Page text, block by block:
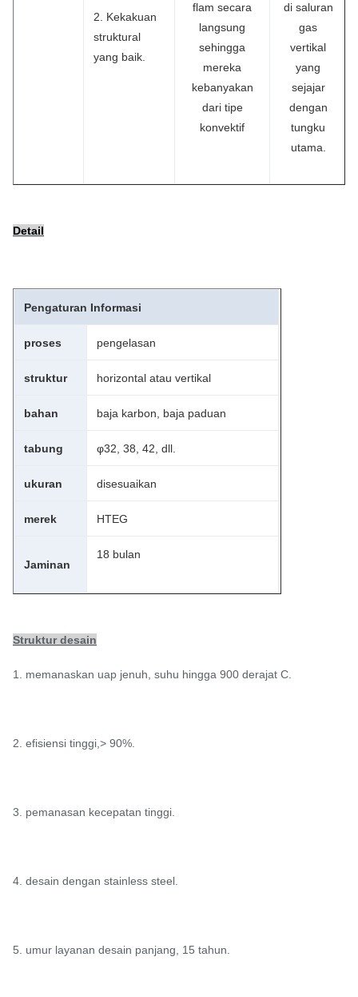
2. Kekakuan
struktural
yang baik.
flam secara
langsung
sehingga
mereka
kebanyakan
dari tipe
konvektif
di saluran
gas
vertikal
yang
sejajar
dengan
tungku
utama.
Detail
Pengaturan Informasi
proses pengelasan
struktur horizontal atau vertikal
bahan baja karbon, baja paduan
tabung φ32, 38, 42, dll.
ukuran disesuaikan
merek HTEG
Jaminan
18 bulan
Struktur desain
1. memanaskan uap jenuh, suhu hingga 900 derajat C.
2. efisiensi tinggi,> 90%.
3. pemanasan kecepatan tinggi.
4. desain dengan stainless steel.
5. umur layanan desain panjang, 15 tahun.